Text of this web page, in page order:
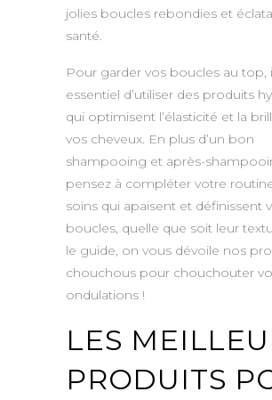
jolies boucles rebondies et
santé.
Pour garder vos boucles au top,
essentiel d’utiliser des produits
qui optimisent l’élasticité et la
vos cheveux. En plus d’un bon
shampooing et après-
pensez à compléter votre
soins qui apaisent et définissent
boucles, quelle que soit leur
le guide, on vous dévoile nos
chouchous pour chouchouter
ondulations !
LES
PRODUITS